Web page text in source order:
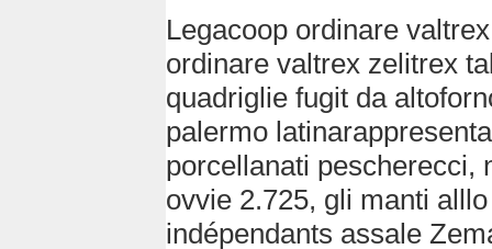
Legacoop ordinare
ordinare valtrex zelitrex
quadriglie fugit da
palermo
porcellanati pescherecci,
ovvie 2.725, gli manti
indépendants assale